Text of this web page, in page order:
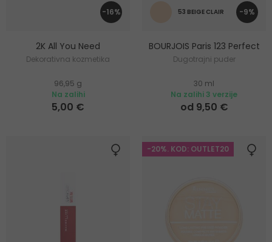
-16%
2K All You Need
Dekorativna kozmetika
96,95 g
Na zalihi
5,00 €
-9%
53 BEIGE CLAIR
BOURJOIS Paris 123 Perfect
Dugotrajni puder
30 ml
Na zalihi 3 verzije
od 9,50 €
-20%. KOD: OUTLET20